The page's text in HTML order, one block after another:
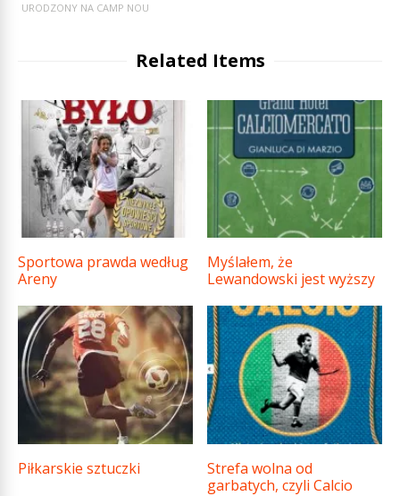
URODZONY NA CAMP NOU
Related Items
Sportowa prawda według
Areny
Myślałem, że
Lewandowski jest wyższy
Piłkarskie sztuczki
Strefa wolna od
garbatych, czyli Calcio